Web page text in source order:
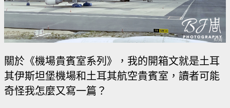
關於《機場貴賓室系列》，我的開箱文就是土耳
其伊斯坦堡機場和土耳其航空貴賓室，讀者可能
奇怪我怎麼又寫一篇？